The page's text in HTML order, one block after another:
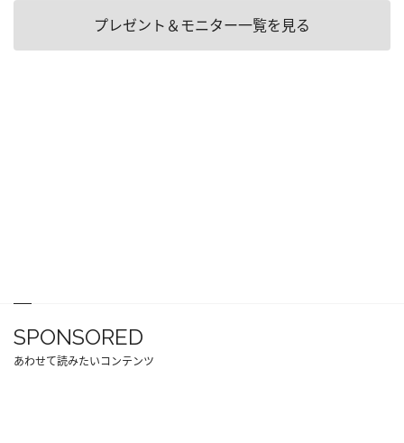
プレゼント＆モニター一覧を見る
SPONSORED
あわせて読みたいコンテンツ